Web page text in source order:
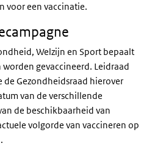
voor een vaccinatie.
Welzijn en Sport bepaalt
gevaccineerd. Leidraad
de Gezondheidsraad hierover
van de verschillende
de beschikbaarheid van
volgorde van vaccineren op
(externe link)
.